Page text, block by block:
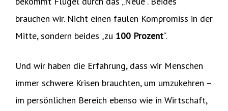
brauchen wir. Nicht einen faulen Kompromiss in der
Mitte, sondern beides „zu 100 Prozent“.
Und wir haben die Erfahrung, dass wir Menschen
immer schwere Krisen brauchten, um umzukehren –
im persönlichen Bereich ebenso wie in Wirtschaft,